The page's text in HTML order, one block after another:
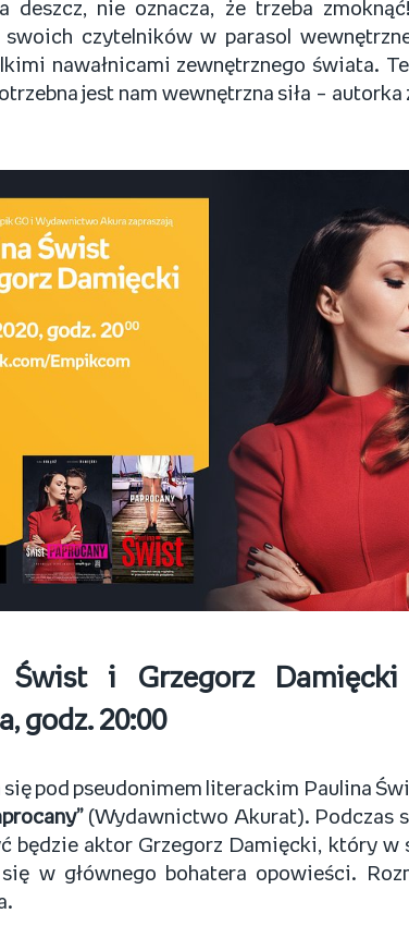
deszcz, nie oznacza, że trzeba
swoich czytelników w parasol
nawałnicami zewnętrznego świata.
jest nam wewnętrzna siła –
Świst i Grzegorz Damięcki
godz. 20:00
pod pseudonimem literackim Paulina
(Wydawnictwo Akurat). Podczas
będzie aktor Grzegorz Damięcki, który w
w głównego bohatera opowieści.